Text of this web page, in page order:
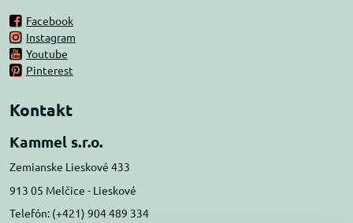
Facebook
Instagram
Youtube
Pinterest
Kontakt
Kammel s.r.o.
Zemianske Lieskové 433
913 05 Melčice - Lieskové
Telefón: (+421) 904 489 334